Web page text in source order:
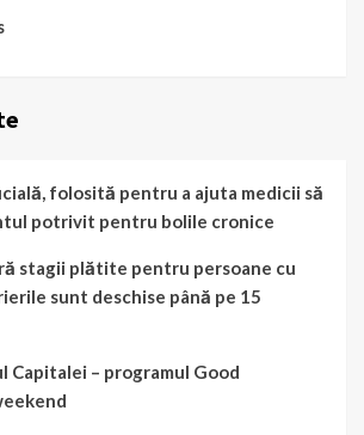
folosită pentru a ajuta medicii să
potrivit pentru bolile cronice
stagii plătite pentru persoane cu
sunt deschise până pe 15
Capitalei – programul Good